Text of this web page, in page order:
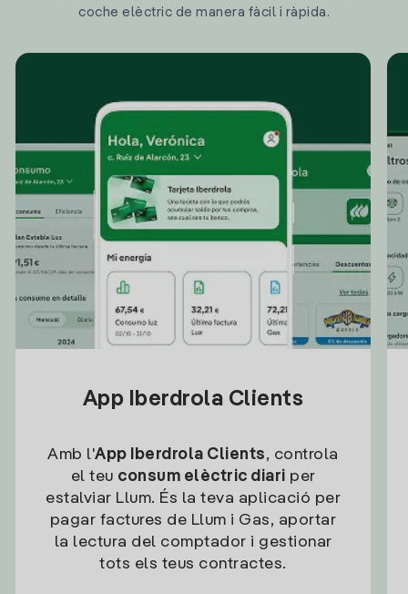
coche elèctric de manera fàcil i ràpida.
App Iberdrola Clients
Amb l'App Iberdrola Clients, controla
el teu consum elèctric diari per
estalviar Llum. És la teva aplicació per
pagar factures de Llum i Gas, aportar
la lectura del comptador i gestionar
tots els teus contractes.